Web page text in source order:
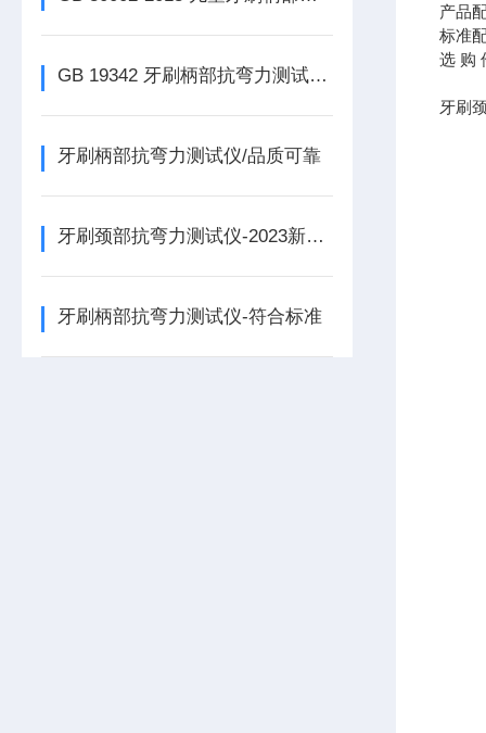
GB 19342 牙刷柄部抗弯力测试仪及其试验方法介绍
牙刷柄部抗弯力测试仪/品质可靠
牙刷颈部抗弯力测试仪-2023新参数
牙刷柄部抗弯力测试仪-符合标准
产品
标准
选 购
牙刷